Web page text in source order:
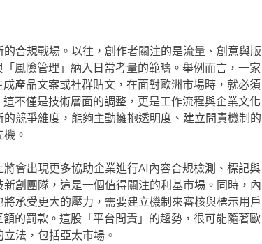
合規戰場。以往，創作者關注的是流量、創意與版
風險管理」納入日常考量的範疇。舉例而言，一家
產品文案或社群貼文，在面對歐洲市場時，就必須
不僅是技術層面的調整，更是工作流程與企業文化
競爭維度，能夠主動擁抱透明度、建立問責機制的
。
會出現更多協助企業進行AI內容合規檢測、標記與
創團隊，這是一個值得關注的利基市場。同時，內
承受更大的壓力，需要建立機制來審核與標示用戶
的罰款。這股「平台問責」的趨勢，很可能隨著歐
法，包括亞太市場。